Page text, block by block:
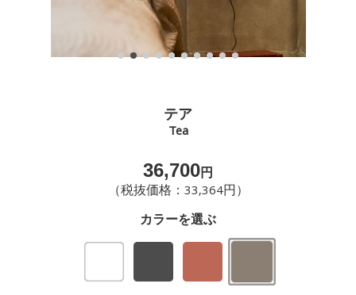
テア
Tea
36,700円
（税抜価格：33,364円）
カラーを選ぶ